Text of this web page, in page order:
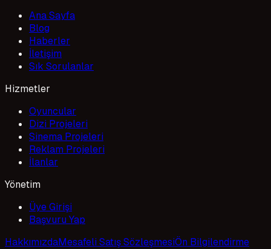
Ana Sayfa
Blog
Haberler
İletişim
Sık Sorulanlar
Hizmetler
Oyuncular
Dizi Projeleri
Sinema Projeleri
Reklam Projeleri
İlanlar
Yönetim
Üye Girişi
Başvuru Yap
HakkımızdaMesafeli Satış SözleşmesiÖn Bilgilendirme